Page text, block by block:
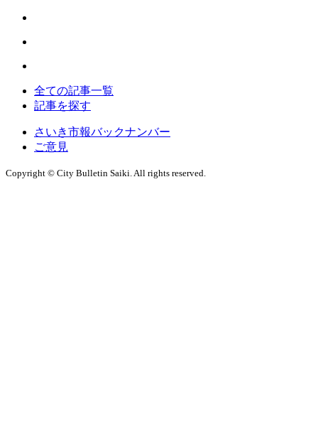
全ての記事一覧
記事を探す
さいき市報バックナンバー
ご意見
Copyright © City Bulletin Saiki. All rights reserved.